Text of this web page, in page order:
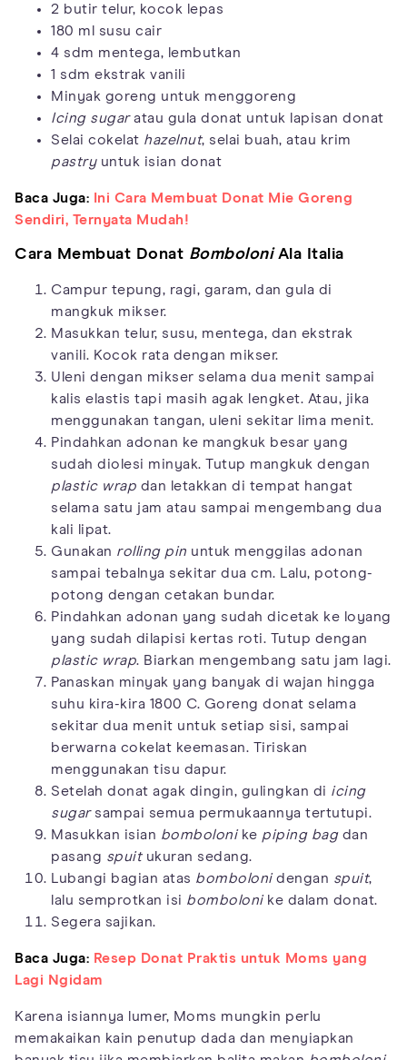
2 butir telur, kocok lepas
180 ml susu cair
4 sdm mentega, lembutkan
1 sdm ekstrak vanili
Minyak goreng untuk menggoreng
Icing sugaratau gula donat untuk lapisan donat
Selai cokelat hazelnut, selai buah, atau krim
pastryuntuk isian donat
Baca Juga: Ini Cara Membuat Donat Mie Goreng
Sendiri, Ternyata Mudah!
Cara Membuat Donat BomboloniAla Italia
Campur tepung, ragi, garam, dan gula di
mangkuk mikser.
Masukkan telur, susu, mentega, dan ekstrak
vanili. Kocok rata dengan mikser.
Uleni dengan mikser selama dua menit sampai
kalis elastis tapi masih agak lengket. Atau, jika
menggunakan tangan, uleni sekitar lima menit.
Pindahkan adonan ke mangkuk besar yang
sudah diolesi minyak. Tutup mangkuk dengan
plastic wrap dan letakkan di tempat hangat
selama satu jam atau sampai mengembang dua
kali lipat.
Gunakan rolling pin untuk menggilas adonan
sampai tebalnya sekitar dua cm. Lalu, potong-
potong dengan cetakan bundar.
Pindahkan adonan yang sudah dicetak ke loyang
yang sudah dilapisi kertas roti. Tutup dengan
plastic wrap. Biarkan mengembang satu jam lagi.
Panaskan minyak yang banyak di wajan hingga
suhu kira-kira 1800 C. Goreng donat selama
sekitar dua menit untuk setiap sisi, sampai
berwarna cokelat keemasan. Tiriskan
menggunakan tisu dapur.
Setelah donat agak dingin, gulingkan di icing
sugarsampai semua permukaannya tertutupi.
Masukkan isian bombolonike piping bagdan
pasang spuitukuran sedang.
Lubangi bagian atas bombolonidengan spuit,
lalu semprotkan isi bombolonike dalam donat.
Segera sajikan.
Baca Juga: Resep Donat Praktis untuk Moms yang
Lagi Ngidam
Karena isiannya lumer, Moms mungkin perlu
memakaikan kain penutup dada dan menyiapkan